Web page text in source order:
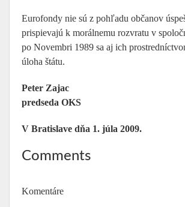
Eurofondy nie sú z pohľadu občanov
prispievajú k morálnemu rozvratu v
po Novembri 1989 sa aj ich
úloha štátu.
Peter Zajac
predseda OKS
V Bratislave dňa 1. júla 2009.
Comments
Komentáre